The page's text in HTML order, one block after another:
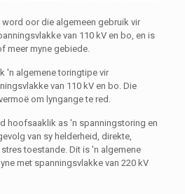
word oor die algemeen gebruik vir
van 110 kV en bo, en is
meer myne gebiede.
'n algemene toringtipe vir
van 110 kV en bo. Die
om lyngange te red.
hoofsaaklik as 'n spanningstoring en
van sy helderheid, direkte,
toestande. Dit is 'n algemene
met spanningsvlakke van 220 kV